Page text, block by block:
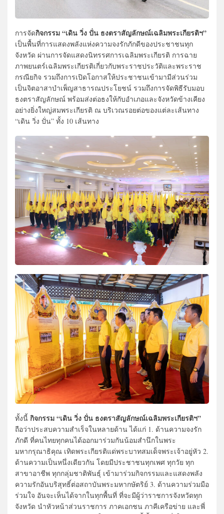
การจัดกิจกรรม “เดิน วิ่ง ปั่น ธงตราสัญลักษณ์เฉลิมพระเกียรติฯ”
เป็นพื้นที่การแสดงพลังแห่งความจงรักภักดีของประชาชนทุก
จังหวัด ผ่านการจัดแสดงนิทรรศการเฉลิมพระเกียรติ การฉาย
ภาพยนตร์เฉลิมพระเกียรติเกี่ยวกับพระราชประวัติและพระราช
กรณียกิจ รวมถึงการเปิดโอกาสให้ประชาชนเข้ามามีส่วนร่วม
เป็นจิตอาสาบำเพ็ญสาธารณประโยชน์ รวมถึงการจัดพิธีรับมอบ
ธงตราสัญลักษณ์ พร้อมส่งต่อธงให้กับอำเภอและจังหวัดข้างเคียง
อย่างยิ่งใหญ่สมพระเกียรติ ณ บริเวณรอยต่อของแต่ละเส้นทาง
“เดิน วิ่ง ปั่น” ทั้ง 10 เส้นทาง
ทั้งนี้ กิจกรรม“เดิน วิ่ง ปั่น ธงตราสัญลักษณ์เฉลิมพระเกียรติฯ”
ถือว่าประสบความสำเร็จในหลายด้าน ได้แก่ 1. ด้านความจงรัก
ภักดี ที่คนไทยทุกคนได้ออกมาร่วมกันน้อมสำนึกในพระ
มหากรุณาธิคุณ เทิดพระเกียรติแด่พระบาทสมเด็จพระเจ้าอยู่หัว 2.
ด้านความเป็นหนึ่งเดียวกัน โดยมีประชาชนทุกเพศ ทุกวัย ทุก
สาขาอาชีพ ทุกกลุ่มชาติพันธุ์ เข้ามาร่วมกิจกรรมและแสดงพลัง
ความรักอันบริสุทธิ์ต่อสถาบันพระมหากษัตริย์ 3. ด้านความร่วมมือ
ร่วมใจ อันจะเห็นได้จากในทุกพื้นที่ ที่จะมีผู้ว่าราชการจังหวัดทุก
จังหวัด นำหัวหน้าส่วนราชการ ภาคเอกชน ภาคีเครือข่าย และพี่